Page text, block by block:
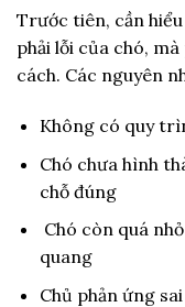
Trước tiên, cần
phải lỗi của chó,
cách. Các nguyên
Không có quy
Chó chưa hình
chỗ đúng
Chó còn quá
quang
Chủ phản ứng